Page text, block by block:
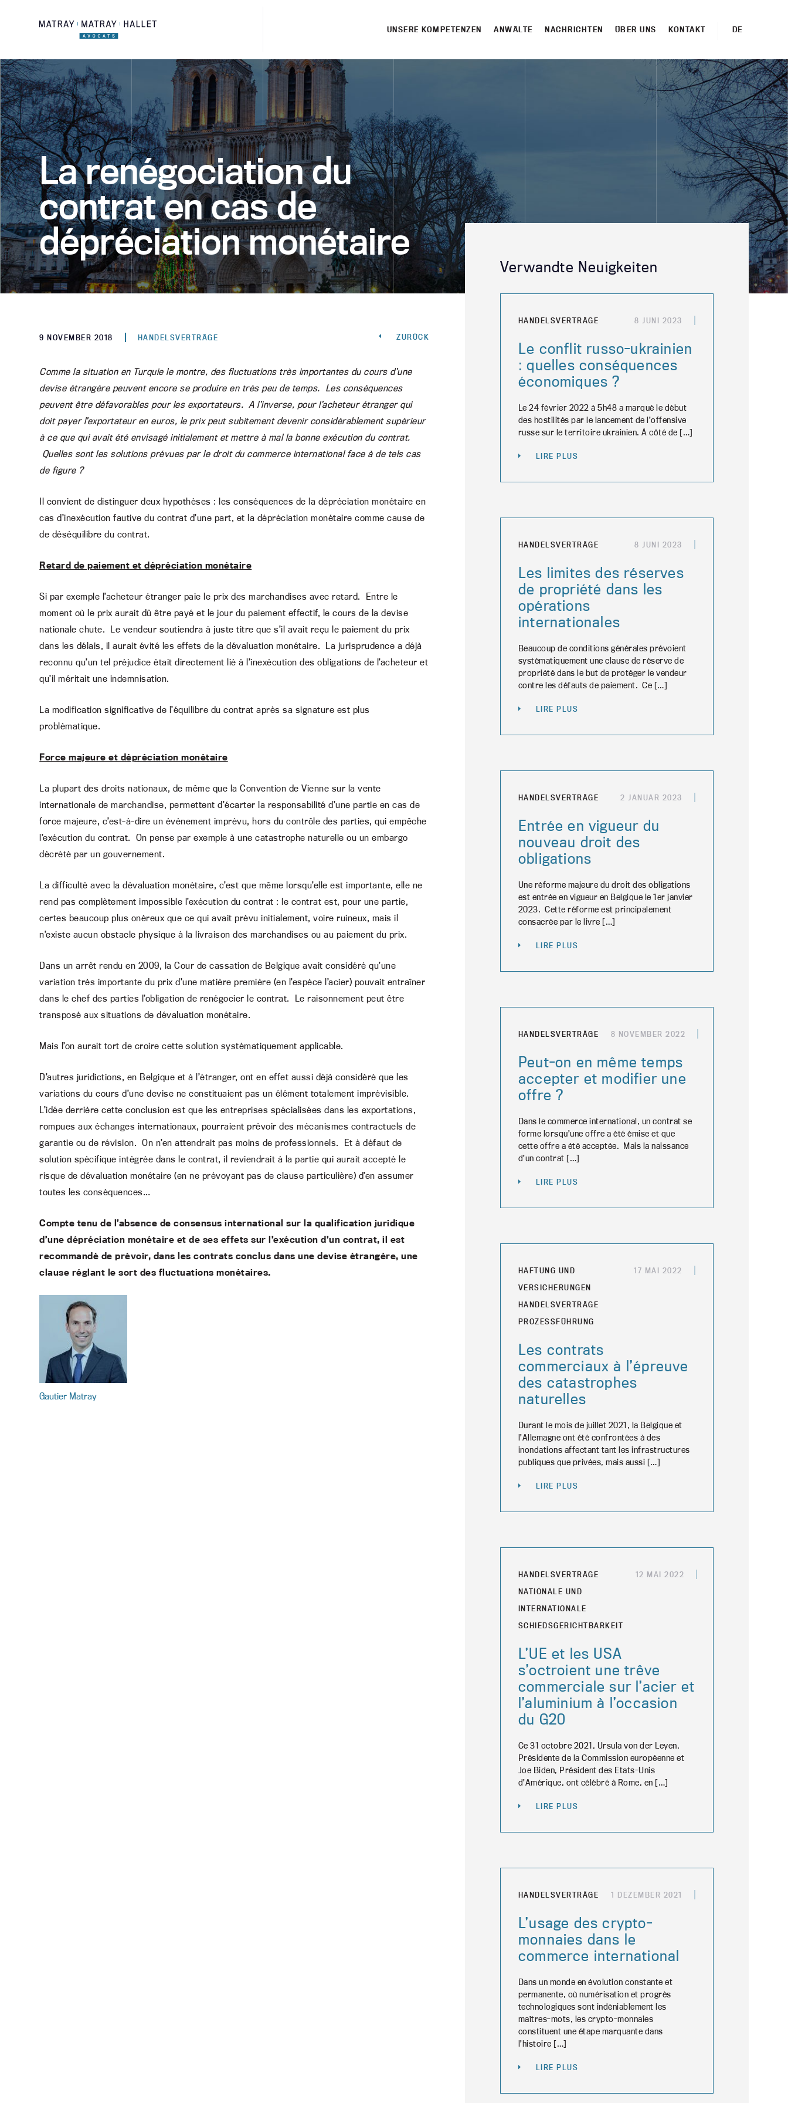
UNSERE KOMPETENZEN ANWÄLTE NACHRICHTEN ÜBER UNS KONTAKT DE
La renégociation du
contrat en cas de
dépréciation monétaire
9 NOVEMBER 2018 HANDELSVERTRÄGE ZURÜCK
Comme la situation en Turquie le montre, des fluctuations très importantes du cours d’une
devise étrangère peuvent encore se produire en très peu de temps. Les conséquences
peuvent être défavorables pour les exportateurs. A l’inverse, pour l’acheteur étranger qui
doit payer l’exportateur en euros, le prix peut subitement devenir considérablement supérieur
à ce que qui avait été envisagé initialement et mettre à mal la bonne exécution du contrat.
Quelles sont les solutions prévues par le droit du commerce international face à de tels cas
de figure ?
Il convient de distinguer deux hypothèses : les conséquences de la dépréciation monétaire en
cas d’inexécution fautive du contrat d’une part, et la dépréciation monétaire comme cause de
de déséquilibre du contrat.
Retard de paiement et dépréciation monétaire
Si par exemple l’acheteur étranger paie le prix des marchandises avec retard. Entre le
moment où le prix aurait dû être payé et le jour du paiement effectif, le cours de la devise
nationale chute. Le vendeur soutiendra à juste titre que s’il avait reçu le paiement du prix
dans les délais, il aurait évité les effets de la dévaluation monétaire. La jurisprudence a déjà
reconnu qu’un tel préjudice était directement lié à l’inexécution des obligations de l’acheteur et
qu’il méritait une indemnisation.
La modification significative de l’équilibre du contrat après sa signature est plus
problématique.
Force majeure et dépréciation monétaire
La plupart des droits nationaux, de même que la Convention de Vienne sur la vente
internationale de marchandise, permettent d’écarter la responsabilité d’une partie en cas de
force majeure, c’est-à-dire un événement imprévu, hors du contrôle des parties, qui empêche
l’exécution du contrat. On pense par exemple à une catastrophe naturelle ou un embargo
décrété par un gouvernement.
La difficulté avec la dévaluation monétaire, c’est que même lorsqu’elle est importante, elle ne
rend pas complètement impossible l’exécution du contrat : le contrat est, pour une partie,
certes beaucoup plus onéreux que ce qui avait prévu initialement, voire ruineux, mais il
n’existe aucun obstacle physique à la livraison des marchandises ou au paiement du prix.
Dans un arrêt rendu en 2009, la Cour de cassation de Belgique avait considéré qu’une
variation très importante du prix d’une matière première (en l’espèce l’acier) pouvait entraîner
dans le chef des parties l’obligation de renégocier le contrat. Le raisonnement peut être
transposé aux situations de dévaluation monétaire.
Mais l’on aurait tort de croire cette solution systématiquement applicable.
D’autres juridictions, en Belgique et à l’étranger, ont en effet aussi déjà considéré que les
variations du cours d’une devise ne constituaient pas un élément totalement imprévisible.
L’idée derrière cette conclusion est que les entreprises spécialisées dans les exportations,
rompues aux échanges internationaux, pourraient prévoir des mécanismes contractuels de
garantie ou de révision. On n’en attendrait pas moins de professionnels. Et à défaut de
solution spécifique intégrée dans le contrat, il reviendrait à la partie qui aurait accepté le
risque de dévaluation monétaire (en ne prévoyant pas de clause particulière) d’en assumer
toutes les conséquences…
Compte tenu de l’absence de consensus international sur la qualification juridique
d’une dépréciation monétaire et de ses effets sur l’exécution d’un contrat, il est
recommandé de prévoir, dans les contrats conclus dans une devise étrangère, une
clause réglant le sort des fluctuations monétaires.
Gautier Matray
Verwandte Neuigkeiten
HANDELSVERTRÄGE 8 JUNI 2023
Le conflit russo-ukrainien
: quelles conséquences
économiques ?
Le 24 février 2022 à 5h48 a marqué le début
des hostilités par le lancement de l’offensive
russe sur le territoire ukrainien. À côté de […]
LIRE PLUS
HANDELSVERTRÄGE 8 JUNI 2023
Les limites des réserves
de propriété dans les
opérations
internationales
Beaucoup de conditions générales prévoient
systématiquement une clause de réserve de
propriété dans le but de protéger le vendeur
contre les défauts de paiement. Ce […]
LIRE PLUS
HANDELSVERTRÄGE 2 JANUAR 2023
Entrée en vigueur du
nouveau droit des
obligations
Une réforme majeure du droit des obligations
est entrée en vigueur en Belgique le 1er janvier
2023. Cette réforme est principalement
consacrée par le livre […]
LIRE PLUS
HANDELSVERTRÄGE 8 NOVEMBER 2022
Peut-on en même temps
accepter et modifier une
offre ?
Dans le commerce international, un contrat se
forme lorsqu’une offre a été émise et que
cette offre a été acceptée. Mais la naissance
d’un contrat […]
LIRE PLUS
HAFTUNG UND
VERSICHERUNGEN
HANDELSVERTRÄGE
PROZESSFÜHRUNG
17 MAI 2022
Les contrats
commerciaux à l’épreuve
des catastrophes
naturelles
Durant le mois de juillet 2021, la Belgique et
l’Allemagne ont été confrontées à des
inondations affectant tant les infrastructures
publiques que privées, mais aussi […]
LIRE PLUS
HANDELSVERTRÄGE
NATIONALE UND
INTERNATIONALE
SCHIEDSGERICHTBARKEIT
12 MAI 2022
L’UE et les USA
s’octroient une trêve
commerciale sur l’acier et
l’aluminium à l’occasion
du G20
Ce 31 octobre 2021, Ursula von der Leyen,
Présidente de la Commission européenne et
Joe Biden, Président des Etats-Unis
d’Amérique, ont célébré à Rome, en […]
LIRE PLUS
HANDELSVERTRÄGE 1 DEZEMBER 2021
L’usage des crypto-
monnaies dans le
commerce international
Dans un monde en évolution constante et
permanente, où numérisation et progrès
technologiques sont indéniablement les
maîtres-mots, les crypto-monnaies
constituent une étape marquante dans
l’histoire […]
LIRE PLUS